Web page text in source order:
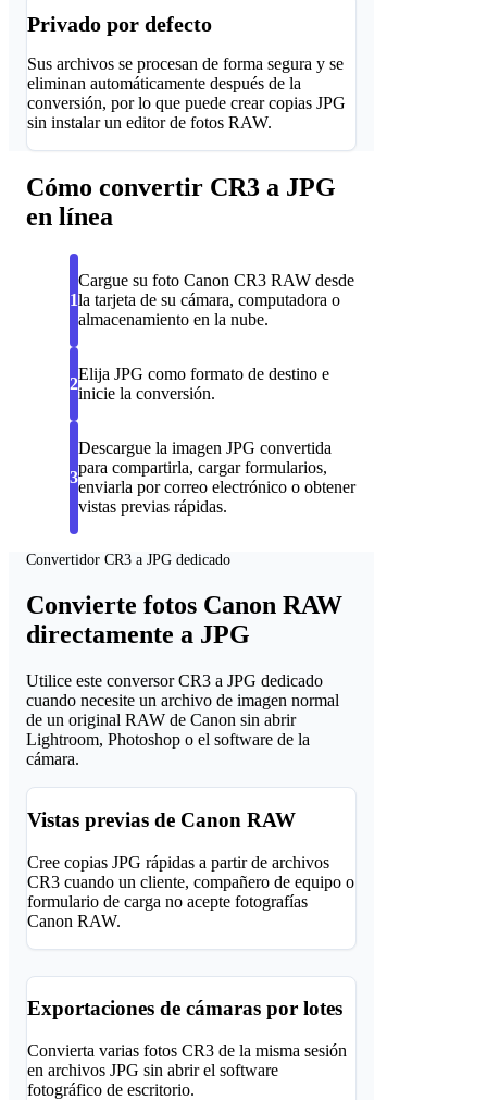
Privado por defecto
Sus archivos se procesan de forma segura y se
eliminan automáticamente después de la
conversión, por lo que puede crear copias JPG
sin instalar un editor de fotos RAW.
Cómo convertir CR3 a JPG
en línea
1
Cargue su foto Canon CR3 RAW desde
la tarjeta de su cámara, computadora o
almacenamiento en la nube.
2
Elija JPG como formato de destino e
inicie la conversión.
3
Descargue la imagen JPG convertida
para compartirla, cargar formularios,
enviarla por correo electrónico o obtener
vistas previas rápidas.
Convertidor CR3 a JPG dedicado
Convierte fotos Canon RAW
directamente a JPG
Utilice este conversor CR3 a JPG dedicado
cuando necesite un archivo de imagen normal
de un original RAW de Canon sin abrir
Lightroom, Photoshop o el software de la
cámara.
Vistas previas de Canon RAW
Cree copias JPG rápidas a partir de archivos
CR3 cuando un cliente, compañero de equipo o
formulario de carga no acepte fotografías
Canon RAW.
Exportaciones de cámaras por lotes
Convierta varias fotos CR3 de la misma sesión
en archivos JPG sin abrir el software
fotográfico de escritorio.